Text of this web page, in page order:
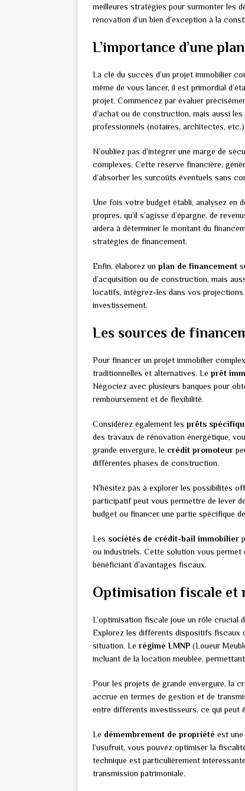
meilleures stratégies pour surmonter les
rénovation d’un bien d’exception à la
L’importance d’une
La clé du succès d’un projet immobilier
même de vous lancer, il est primordial
projet. Commencez par évaluer
d’achat ou de construction, mais aussi
professionnels (notaires, architectes,
N’oubliez pas d’intégrer une marge de
complexes. Cette réserve financière,
d’absorber les surcoûts éventuels sans
Une fois votre budget établi, analysez en
propres, qu’il s’agisse d’épargne, de
aidera à déterminer le montant du
stratégies de financement.
Enfin, élaborez un plan de financement
d’acquisition ou de construction, mais
locatifs, intégrez-les dans vos
investissement.
Les sources de
Pour financer un projet immobilier
traditionnelles et alternatives. Le prêt
Négociez avec plusieurs banques pour
remboursement et de flexibilité.
Considérez également les prêts
des travaux de rénovation énergétique,
grande envergure, le crédit promoteur
différentes phases de construction.
N’hésitez pas à explorer les possibilités
participatif peut vous permettre de lever
budget ou financer une partie spécifique
Les sociétés de crédit-bail immobilier
ou industriels. Cette solution vous permet
bénéficiant d’avantages fiscaux.
Optimisation fiscale et
L’optimisation fiscale joue un rôle crucial
Explorez les différents dispositifs fiscaux
situation. Le régime LMNP (Loueur
incluant de la location meublée,
Pour les projets de grande envergure, la
accrue en termes de gestion et de
entre différents investisseurs, ce qui peut
Le démembrement de propriété est
l’usufruit, vous pouvez optimiser la
technique est particulièrement
transmission patrimoniale.